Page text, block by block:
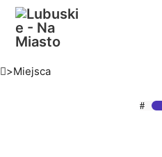
>Miejsca